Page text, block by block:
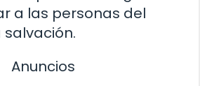
a las personas del
Anuncios